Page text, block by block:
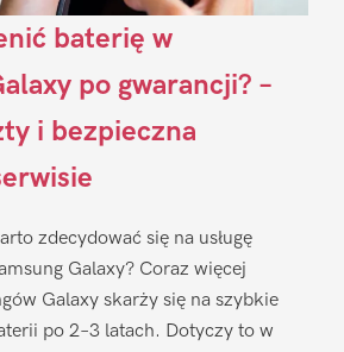
baterię w
po gwarancji? –
i bezpieczna
zdecydować się na usługę
Galaxy? Coraz więcej
Galaxy skarży się na szybkie
po 2–3 latach. Dotyczy to w